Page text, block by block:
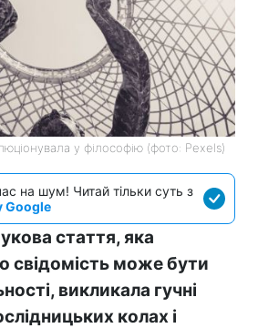
у філософію (фото: Pexels)
на шум! Читай тільки суть з
Google
стаття, яка
свідомість може бути
викликала гучні
колах і